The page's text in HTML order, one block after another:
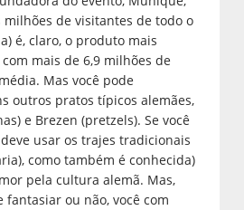
milhões de visitantes de todo o
é, claro, o produto mais
mais de 6,9 milhões de
Mas você pode
outros pratos típicos alemães,
e Brezen (pretzels). Se você
usar os trajes tradicionais
como também é conhecida)
pela cultura alemã. Mas,
fantasiar ou não, você com